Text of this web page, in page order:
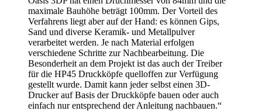
maximale Bauhöhe beträgt 100mm. Der Vorteil des
Verfahrens liegt aber auf der Hand: es können Gips,
Sand und diverse Keramik- und Metallpulver
verarbeitet werden. Je nach Material erfolgen
verschiedene Schritte zur Nachbearbeitung. Die
Besonderheit an dem Projekt ist das auch der Treiber
für die HP45 Druckköpfe quelloffen zur Verfügung
gestellt wurde. Damit kann jeder selbst einen 3D-
Drucker auf Basis der Druckköpfe bauen oder auch
einfach nur entsprechend der Anleitung nachbauen.“